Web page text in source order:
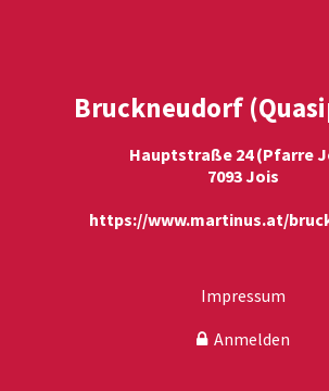
Bruckneudorf
Hauptstraße 24 (Pfarre
7093 Jois
https://www.martinus.at/
Impressum
Anmelden